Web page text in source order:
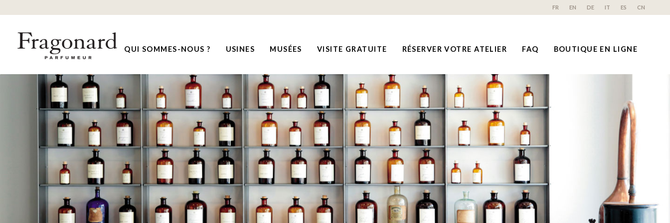
FR EN DE IT ES CN
QUI SOMMES-NOUS ? USINES MUSÉES VISITE GRATUITE RÉSERVER VOTRE ATELIER FAQ BOUTIQUE EN LIGNE